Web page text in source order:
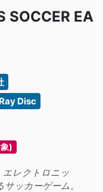
SOCCER EA
Disc
)
エレクトロニッ
ッカーゲーム。